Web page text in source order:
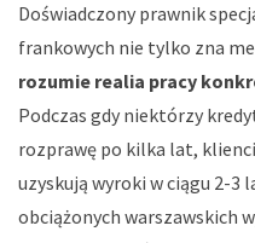
Doświadczony prawnik
frankowych nie tylko zna
rozumie realia pracy
Podczas gdy niektórzy
rozprawę po kilka lat,
uzyskują wyroki w ciągu 2-3
obciążonych warszawskich